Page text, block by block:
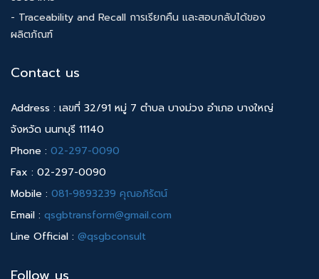
- Traceability and Recall การเรียกคืน และสอบกลับได้ของ
ผลิตภัณฑ์
Contact us
Address : เลขที่ 32/91 หมู่ 7 ตำบล บางม่วง อำเภอ บางใหญ่
จังหวัด นนทบุรี 11140
Phone : 02-297-0090
Fax : 02-297-0090
Mobile : 081-9893239 คุณอภิรัตน์
Email : qsgbtransform@gmail.com
Line Official : @qsgbconsult